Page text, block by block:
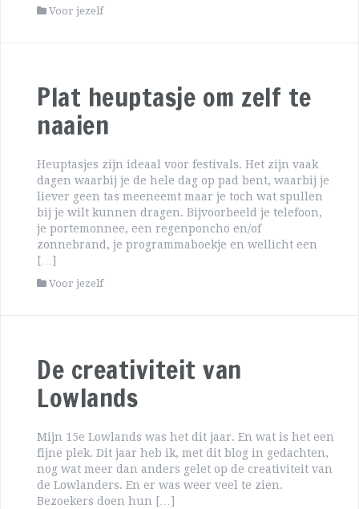
Voor jezelf
Plat heuptasje om zelf te
naaien
Heuptasjes zijn ideaal voor festivals. Het zijn vaak
dagen waarbij je de hele dag op pad bent, waarbij je
liever geen tas meeneemt maar je toch wat spullen
bij je wilt kunnen dragen. Bijvoorbeeld je telefoon,
je portemonnee, een regenponcho en/of
zonnebrand, je programmaboekje en wellicht een
[…]
Voor jezelf
De creativiteit van
Lowlands
Mijn 15e Lowlands was het dit jaar. En wat is het een
fijne plek. Dit jaar heb ik, met dit blog in gedachten,
nog wat meer dan anders gelet op de creativiteit van
de Lowlanders. En er was weer veel te zien.
Bezoekers doen hun […]